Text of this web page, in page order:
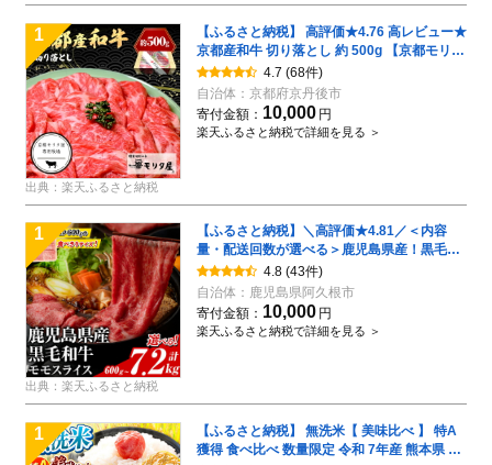
1
出典：楽天ふるさと納税
【ふるさと納税】 高評価★4.76 高レビュー★
京都産和牛 切り落とし 約 500g 【京都モリタ
屋専用牧場】 選べる 定期便 3回 京都 ブラン
ド牛 ふるさと納税 牛肉 ふるさと納税 和牛 煮
込み用 牛丼用 すき焼き にも 人気 国産 ふるさ
と納税 牛肉 薄切り
4.7 (68件)
自治体： 京都府京丹後市
寄付金額： 10,000 円
楽天ふるさと納税で詳細を見る ＞
1
出典：楽天ふるさと納税
【ふるさと納税】＼高評価★4.81／＜内容
量・配送回数が選べる＞鹿児島県産！黒毛和
牛モモスライス(総量600g〜7.2kg) 国産 九州
産 牛肉 和牛スライス 国産牛スライス しゃぶ
しゃぶ 薄切り うす切り 赤身肉 ヘルシー志向
コンシェルジュ 定期便 すき焼き 赤身【スタ
4.8 (43件)
自治体： 鹿児島県阿久根市
寄付金額： 10,000 円
楽天ふるさと納税で詳細を見る ＞
1
【ふるさと納税】 無洗米【 美味比べ 】 特A
獲得 食べ比べ 数量限定 令和 7年産 熊本県 ひ